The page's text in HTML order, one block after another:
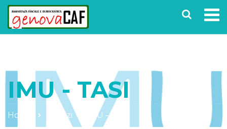
IMU - TASI
Home Servizi IMU – TASI